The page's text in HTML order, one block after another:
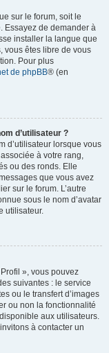
sur le forum, soit le
Essayez de demander à
installer la langue que
vous êtes libre de vous
Pour plus
de phpBB® (en
d’utilisateur ?
d’utilisateur lorsque vous
à votre rang,
ou des ronds. Elle
que vous avez
sur le forum. L’autre
sous le nom d’avatar
utilisateur.
», vous pouvez
suivantes : le service
ou le transfert d’images
ou non la fonctionnalité
aux utilisateurs.
à contacter un